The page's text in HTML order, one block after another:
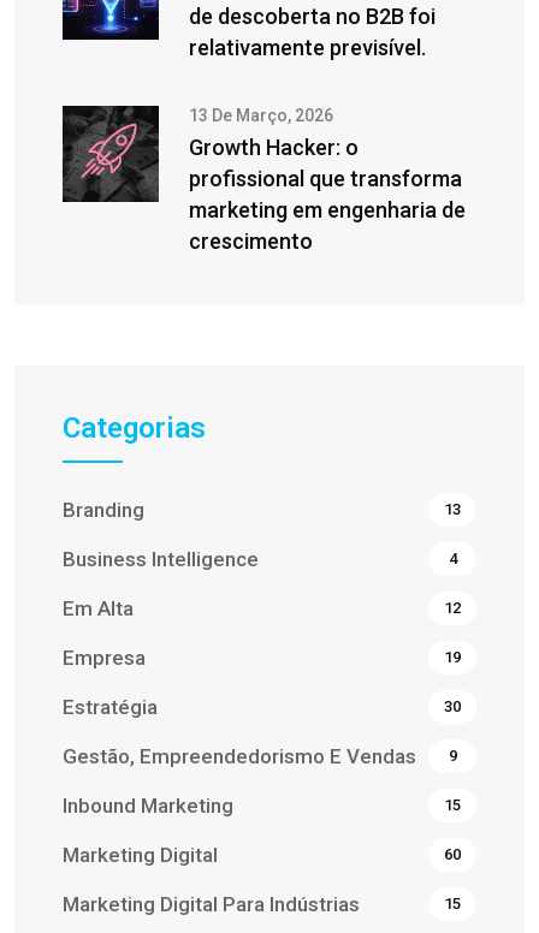
de descoberta no B2B foi
relativamente previsível.
13 De Março, 2026
Growth Hacker: o
profissional que transforma
marketing em engenharia de
crescimento
Categorias
Branding 13
Business Intelligence 4
Em Alta 12
Empresa 19
Estratégia 30
Gestão, Empreendedorismo E Vendas 9
Inbound Marketing 15
Marketing Digital 60
Marketing Digital Para Indústrias 15